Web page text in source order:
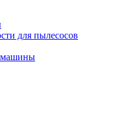
для пылесосов
машины